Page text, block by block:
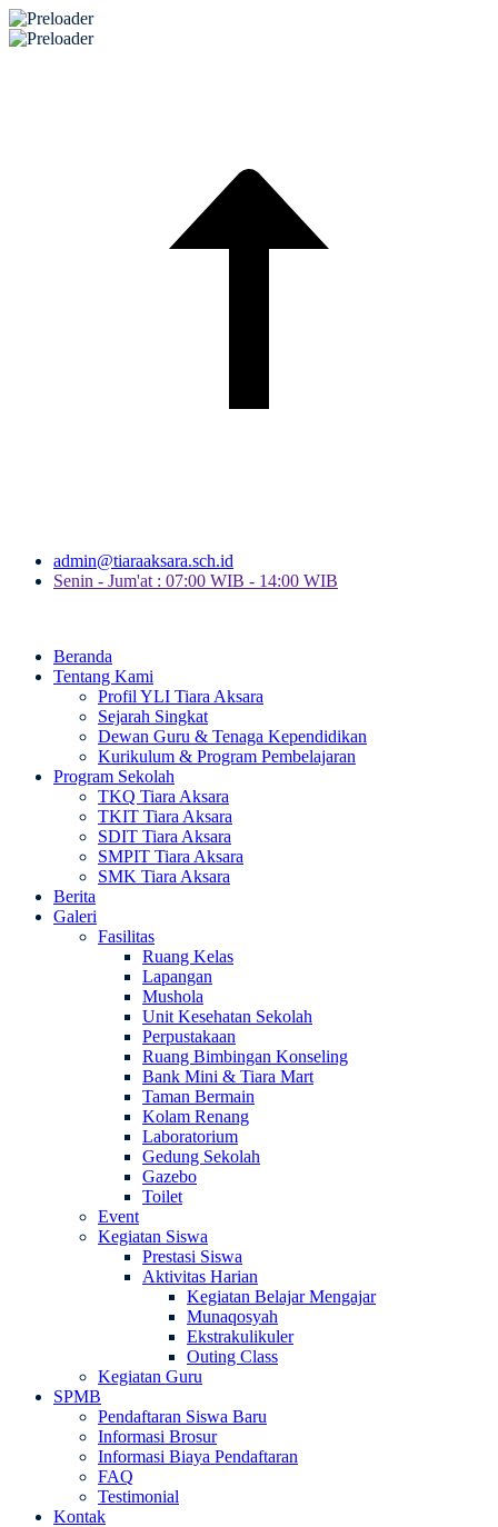
admin@tiaraaksara.sch.id
Senin - Jum'at : 07:00 WIB - 14:00 WIB
Beranda
Tentang Kami
Profil YLI Tiara Aksara
Sejarah Singkat
Dewan Guru & Tenaga Kependidikan
Kurikulum & Program Pembelajaran
Program Sekolah
TKQ Tiara Aksara
TKIT Tiara Aksara
SDIT Tiara Aksara
SMPIT Tiara Aksara
SMK Tiara Aksara
Berita
Galeri
Fasilitas
Ruang Kelas
Lapangan
Mushola
Unit Kesehatan Sekolah
Perpustakaan
Ruang Bimbingan Konseling
Bank Mini & Tiara Mart
Taman Bermain
Kolam Renang
Laboratorium
Gedung Sekolah
Gazebo
Toilet
Event
Kegiatan Siswa
Prestasi Siswa
Aktivitas Harian
Kegiatan Belajar Mengajar
Munaqosyah
Ekstrakulikuler
Outing Class
Kegiatan Guru
SPMB
Pendaftaran Siswa Baru
Informasi Brosur
Informasi Biaya Pendaftaran
FAQ
Testimonial
Kontak